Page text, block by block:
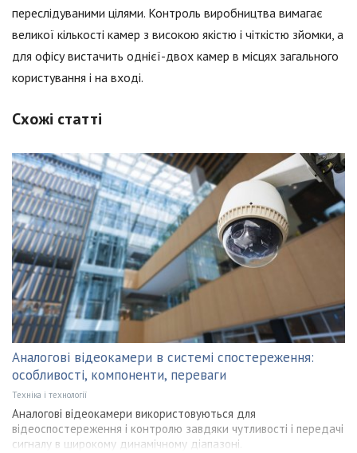
переслідуваними цілями. Контроль виробництва вимагає
великої кількості камер з високою якістю і чіткістю зйомки, а
для офісу вистачить однієї-двох камер в місцях загального
користування і на вході.
Схожі статті
Аналогові відеокамери в системі спостереження:
особливості, компоненти, переваги
Техніка і технології
Аналогові відеокамери використовуються для
відеоспостереження і контролю завдяки чутливості і передачі
сигналу в широкому динамічному діапазоні.